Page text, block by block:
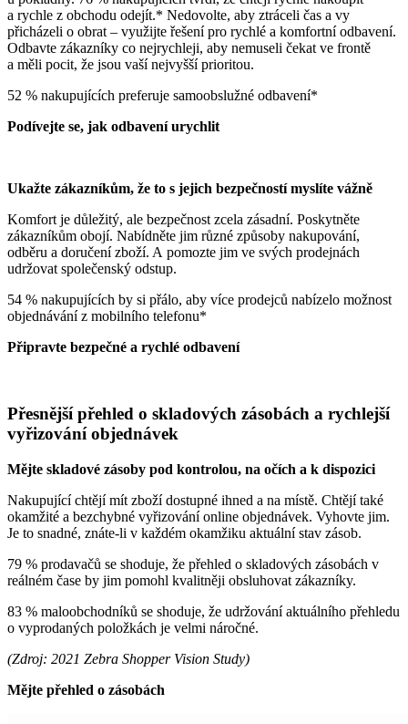
a rychle z obchodu odejít.* Nedovolte, aby ztráceli čas a vy
přicházeli o obrat – využijte řešení pro rychlé a komfortní odbavení.
Odbavte zákazníky co nejrychleji, aby nemuseli čekat ve frontě
a měli pocit, že jsou vaší nejvyšší prioritou.
52 % nakupujících preferuje samoobslužné odbavení*
Podívejte se, jak odbavení urychlit
Ukažte zákazníkům, že to s jejich bezpečností myslíte vážně
Komfort je důležitý, ale bezpečnost zcela zásadní. Poskytněte
zákazníkům obojí. Nabídněte jim různé způsoby nakupování,
odběru a doručení zboží. A pomozte jim ve svých prodejnách
udržovat společenský odstup.
54 % nakupujících by si přálo, aby více prodejců nabízelo možnost
objednávání z mobilního telefonu*
Připravte bezpečné a rychlé odbavení
Přesnější přehled o skladových zásobách a rychlejší
vyřizování objednávek
Mějte skladové zásoby pod kontrolou, na očích a k dispozici
Nakupující chtějí mít zboží dostupné ihned a na místě. Chtějí také
okamžité a bezchybné vyřizování online objednávek. Vyhovte jim.
Je to snadné, znáte-li v každém okamžiku aktuální stav zásob.
79 % prodavačů se shoduje, že přehled o skladových zásobách v
reálném čase by jim pomohl kvalitněji obsluhovat zákazníky.
83 % maloobchodníků se shoduje, že udržování aktuálního přehledu
o vyprodaných položkách je velmi náročné.
(Zdroj: 2021 Zebra Shopper Vision Study)
Mějte přehled o zásobách